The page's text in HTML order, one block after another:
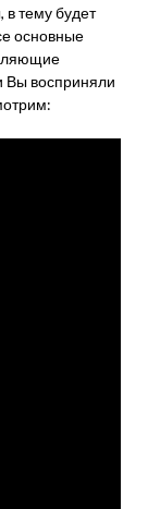
тему будет
основные
Вы восприняли